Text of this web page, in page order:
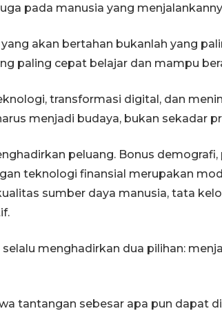
pada manusia yang
akan bertahan bukanlah yang
paling cepat belajar dan mampu
transformasi digital, dan
menjadi budaya, bukan sekadar
peluang. Bonus
teknologi finansial merupakan
sumber daya manusia, tata
menghadirkan dua pilihan:
tantangan sebesar apa pun dapat
prioritaskan
anak binaan
7 Agustus 2026 23:25